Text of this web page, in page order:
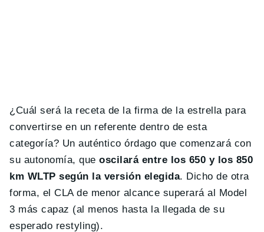
¿Cuál será la receta de la firma de la estrella para
convertirse en un referente dentro de esta
categoría? Un auténtico órdago que comenzará con
su autonomía, queoscilará entre los 650 y los 850
km WLTP según la versión elegida. Dicho de otra
forma, el CLA de menor alcance superará al Model
3 más capaz (al menos hasta la llegada de su
esperado restyling).